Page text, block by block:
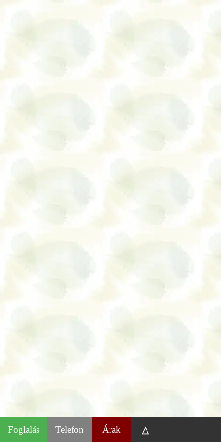
Foglalás Telefon Árak △